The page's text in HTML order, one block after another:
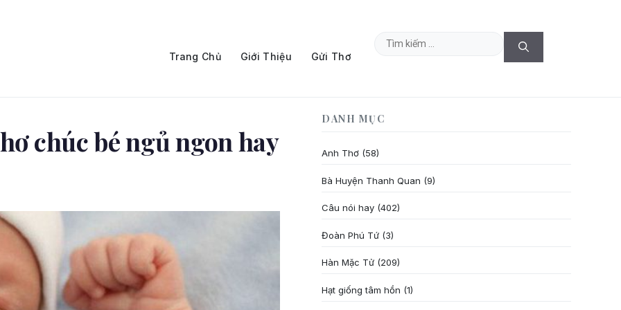
Trang Chủ Giới Thiệu Gửi Thơ
Tìm
chúc bé ngủ ngon hay
DANH MỤC
Anh Thơ (58)
Bà Huyện Thanh Quan (9)
Câu nói hay (402)
Đoàn Phú Tứ (3)
Hàn Mặc Tử (209)
Hạt giống tâm hồn (1)